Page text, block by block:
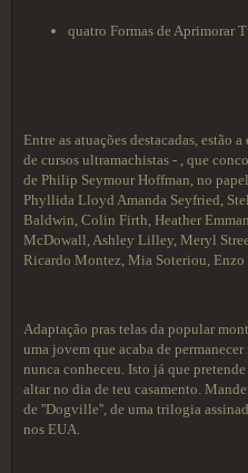
quatro Formas de Aprimorar
Entre as atuações destacadas, estão
de cursos ultramachistas - , que
de Philip Seymour Hoffman, no
Phyllida Lloyd Amanda Seyfried,
Baldwin, Colin Firth, Heather
McDowall, Ashley Lilley, Meryl
Ricardo Montez, Mia Soteriou,
Adaptação pras telas da popular
uma jovem que acaba de
nunca conheceu. Isto já que
altar no dia de teu casamento.
de ''Dogville'', de uma trilogia
nos EUA.